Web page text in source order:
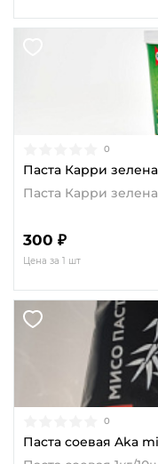
0
Паста Карри
Паста Карри
300 ₽
Цена за 1 шт
0
Паста соевая Aka